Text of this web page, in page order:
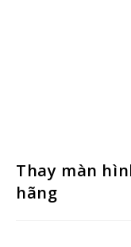
Thay màn
hãng